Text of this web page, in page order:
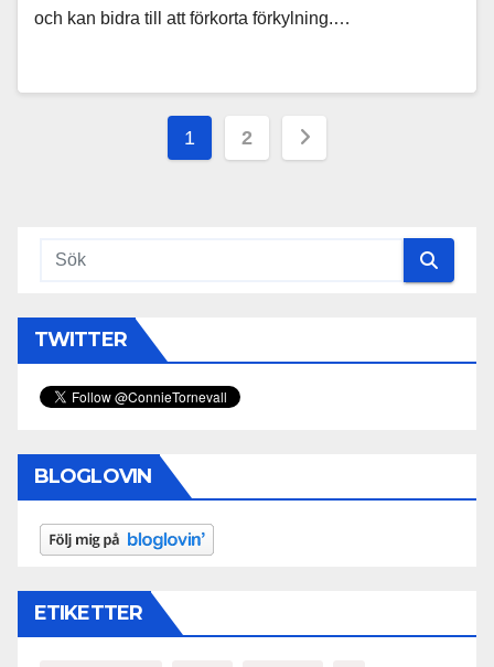
och kan bidra till att förkorta förkylning.…
Sidonumrering
1 2
TWITTER
BLOGLOVIN
ETIKETTER